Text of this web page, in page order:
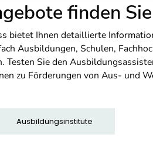
finden
bietet Ihnen detaillierte
Ausbildungen, Schulen,
Testen Sie den
zu Förderungen von Aus- und
Ausbildungsinstitute